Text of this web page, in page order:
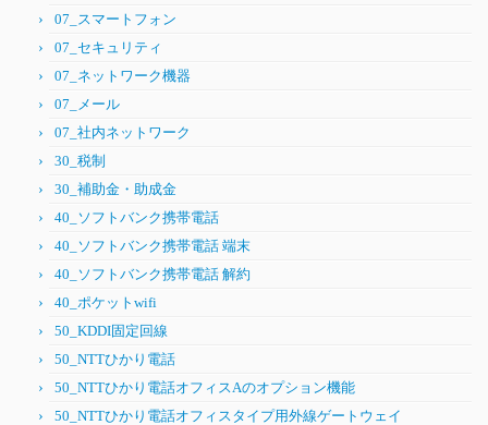
07_スマートフォン
07_セキュリティ
07_ネットワーク機器
07_メール
07_社内ネットワーク
30_税制
30_補助金・助成金
40_ソフトバンク携帯電話
40_ソフトバンク携帯電話 端末
40_ソフトバンク携帯電話 解約
40_ポケットwifi
50_KDDI固定回線
50_NTTひかり電話
50_NTTひかり電話オフィスAのオプション機能
50_NTTひかり電話オフィスタイプ用外線ゲートウェイ